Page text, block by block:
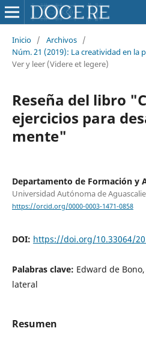
Inicio / Archivos /
Núm. 21 (2019): La creatividad en la
Ver y leer (Videre et legere)
Reseña del libro
ejercicios para
mente"
Departamento de Formación y
Universidad Autónoma de
https://orcid.org/0000-0003-1471-0858
DOI: https://doi.org/10.33064/
Palabras clave: Edward de
lateral
Resumen